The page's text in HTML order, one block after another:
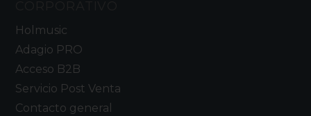
Holmusic
Adagio PRO
Acceso B2B
Servicio Post Venta
Contacto general